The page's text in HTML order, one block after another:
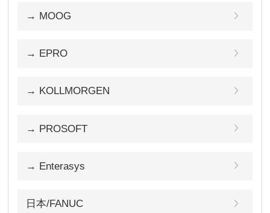
→ MOOG
→ EPRO
→ KOLLMORGEN
→ PROSOFT
→ Enterasys
日本/FANUC